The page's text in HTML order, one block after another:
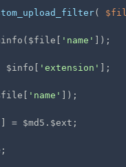
(
'name' ]);
$info[ 'extension' ];
'name' ]);
] = $md5.$ext;